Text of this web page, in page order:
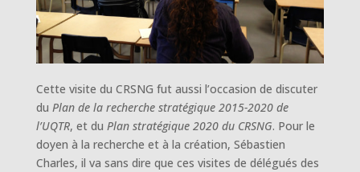
Cette visite du CRSNG fut aussi l’occasion de discuter
du Plan de la recherche stratégique 2015-2020 de
l’UQTR, et du Plan stratégique 2020 du CRSNG. Pour le
doyen à la recherche et à la création, Sébastien
Charles, il va sans dire que ces visites de délégués des